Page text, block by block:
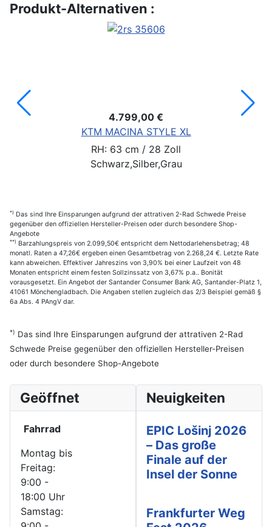
Produkt-Alternativen :
4.799,00 €
KTM MACINA STYLE XL
RH: 63 cm / 28 Zoll
Schwarz,Silber,Grau
*) Das sind Ihre Einsparungen aufgrund der attrativen 2-Rad Schwede Preise
gegenüber den offiziellen Hersteller-Preisen oder durch besondere Shop-
Angebote
**) Barzahlungspreis von 2.099,50€ entspricht dem Nettodarlehensbetrag; 48
monatl. Raten a 47,26€ ergeben einen Gesamtbetrag von 2.268,24 €. Letzte Rate
kann abweichen. Effektiver Jahreszins von 3,90% bei einer Laufzeit von 48
Monaten entspricht einem festen Sollzinssatz von 3,67% p.a.. Bonität
vorausgesetzt. Ein Angebot der Santander Consumer Bank AG, Santander-Platz 1,
41061 Mönchengladbach. Die Angaben stellen zugleich das 2/3 Beispiel gemäß §
6a Abs. 4 PAngV dar.
*) Das sind Ihre Einsparungen aufgrund der attrativen 2-Rad
Schwede Preise gegenüber den offiziellen Hersteller-Preisen
oder durch besondere Shop-Angebote
Geöffnet
Fahrrad
Montag bis
Freitag:
9:00 -
18:00 Uhr
Samstag:
Neuigkeiten
EPIC Lošinj 2026
– Das große
Finale auf der
Insel der Sonne
Frankfurter Weg